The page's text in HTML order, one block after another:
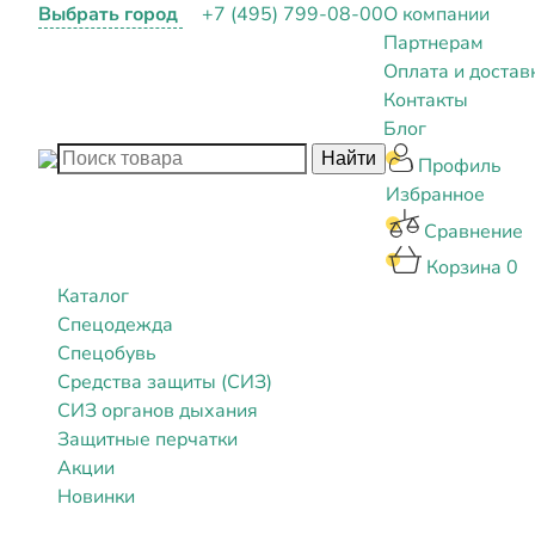
Выбрать город +7 (495) 799-08-00О компании
Партнерам
Оплата и
Контакты
Блог
Профиль
Избранное
Сравнение
Корзина 0
Каталог
Спецодежда
Спецобувь
Средства защиты (СИЗ)
СИЗ органов дыхания
Защитные перчатки
Акции
Новинки